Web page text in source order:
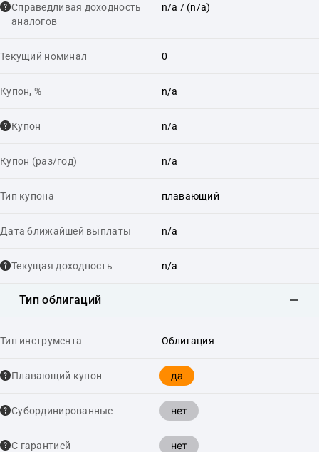
Справедливая доходность
аналогов
n/a / (n/a)
Текущий номинал 0
Купон, % n/a
Купон n/a
Купон (раз/год) n/a
Тип купона плавающий
Дата ближайшей выплаты n/a
Текущая доходность n/a
Тип облигаций
Тип инструмента Облигация
Плавающий купон да
Cубординированные нет
С гарантией нет